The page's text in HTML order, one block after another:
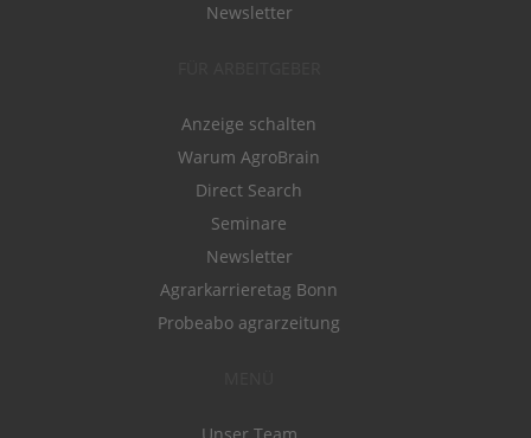
Newsletter
Anzeige schalten
Warum AgroBrain
Direct Search
Seminare
Newsletter
Agrarkarrieretag Bonn
Probeabo agrarzeitung